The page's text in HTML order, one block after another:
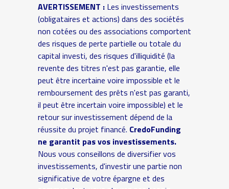
AVERTISSEMENT :Les investissements
(obligataires et actions) dans des sociétés
non cotées ou des associations comportent
des risques de perte partielle ou totale du
capital investi, des risques d'illiquidité (la
revente des titres n'est pas garantie, elle
peut être incertaine voire impossible et le
remboursement des prêts n'est pas garanti,
il peut être incertain voire impossible) et le
retour sur investissement dépend de la
réussite du projet financé. CredoFunding
ne garantit pas vos investissements.
Nous vous conseillons de diversifier vos
investissements, d'investir une partie non
significative de votre épargne et des